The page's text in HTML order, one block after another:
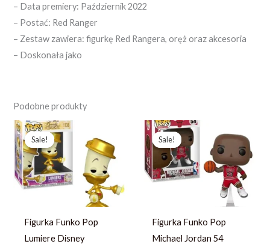
– Data premiery: Październik 2022
– Postać: Red Ranger
– Zestaw zawiera: figurkę Red Rangera, oręż oraz akcesoria
– Doskonała jako
Podobne produkty
Sale!
Sale!
Figurka Funko Pop
Lumiere Disney
Pierwotna
cena
wynosiła:
253,23 zł.
wynosi:
194,79 zł.
Sale!
Sale!
Figurka Funko Pop
Michael Jordan 54
Pierwotna
cena
wynosiła:
243,61 zł.
cena
wynosi:
187,39 zł.